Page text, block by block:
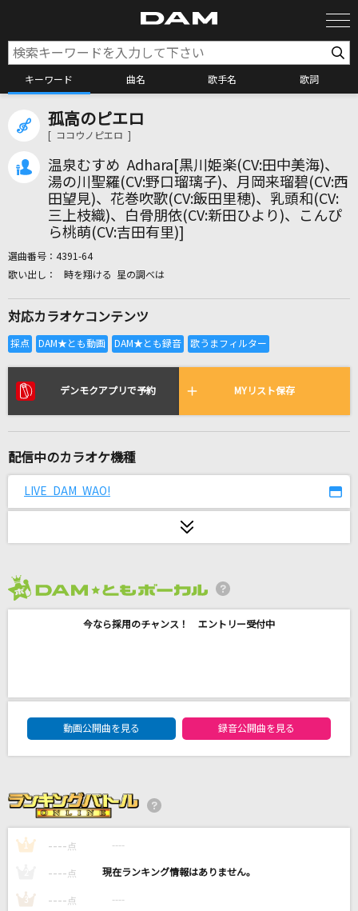
キーワード 曲名 歌手名 歌詞
カラオケ検索
カラオケ店舗検索
カラオケリクエスト
ウエディング
音田雅則
かぐや(cv.夏吉ゆうこ)、月見ヤチヨ(cv.早見沙織)
13.3g
残酷な天使のテーゼ
スキマスイッチ
Kiroro
孤高のピエロ
[ ココウノピエロ ]
温泉むすめ Adhara[黒川姫楽(CV:田中美海)、
湯の川聖羅(CV:野口瑠璃子)、月岡来瑠碧(CV:西
田望見)、花巻吹歌(CV:飯田里穂)、乳頭和(CV:
三上枝織)、白骨朋依(CV:新田ひより)、こんぴ
ら桃萌(CV:吉田有里)]
選曲番号： 4391-64
時を翔ける 星の調べは
対応カラオケコンテンツ
デンモクアプリで予約 MYリスト保存
配信中のカラオケ機種
LIVE DAM WAO!
今なら採用のチャンス！ エントリー受付中
DAM★ともボーカルエントリーランキング
動画公開曲を見る
録音公開曲を見る
1 ---- 点 ----
---- 点 ----
3 ---- 点 ----